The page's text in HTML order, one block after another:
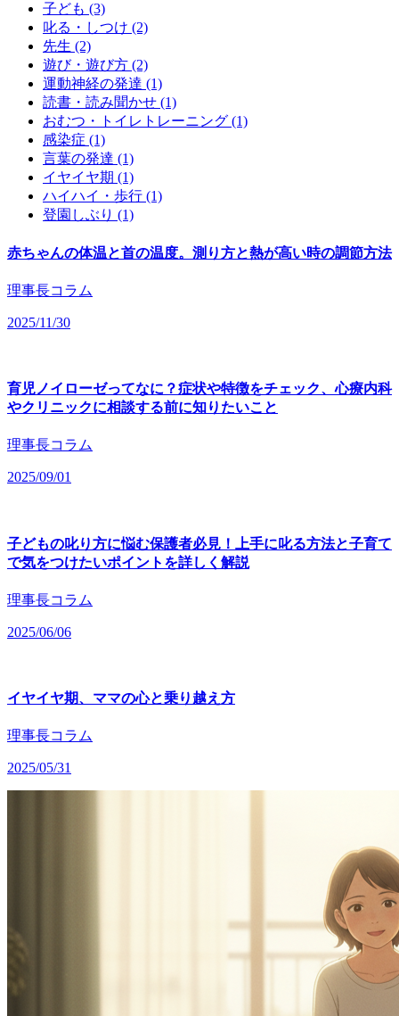
子ども (3)
叱る・しつけ (2)
先生 (2)
遊び・遊び方 (2)
運動神経の発達 (1)
読書・読み聞かせ (1)
おむつ・トイレトレーニング (1)
感染症 (1)
言葉の発達 (1)
イヤイヤ期 (1)
ハイハイ・歩行 (1)
登園しぶり (1)
赤ちゃんの体温と首の温度。測り方と熱が高い時の調節方法
理事長コラム
2025/11/30
育児ノイローゼってなに？症状や特徴をチェック、心療内科
やクリニックに相談する前に知りたいこと
理事長コラム
2025/09/01
子どもの叱り方に悩む保護者必見！上手に叱る方法と子育て
で気をつけたいポイントを詳しく解説
理事長コラム
2025/06/06
イヤイヤ期、ママの心と乗り越え方
理事長コラム
2025/05/31